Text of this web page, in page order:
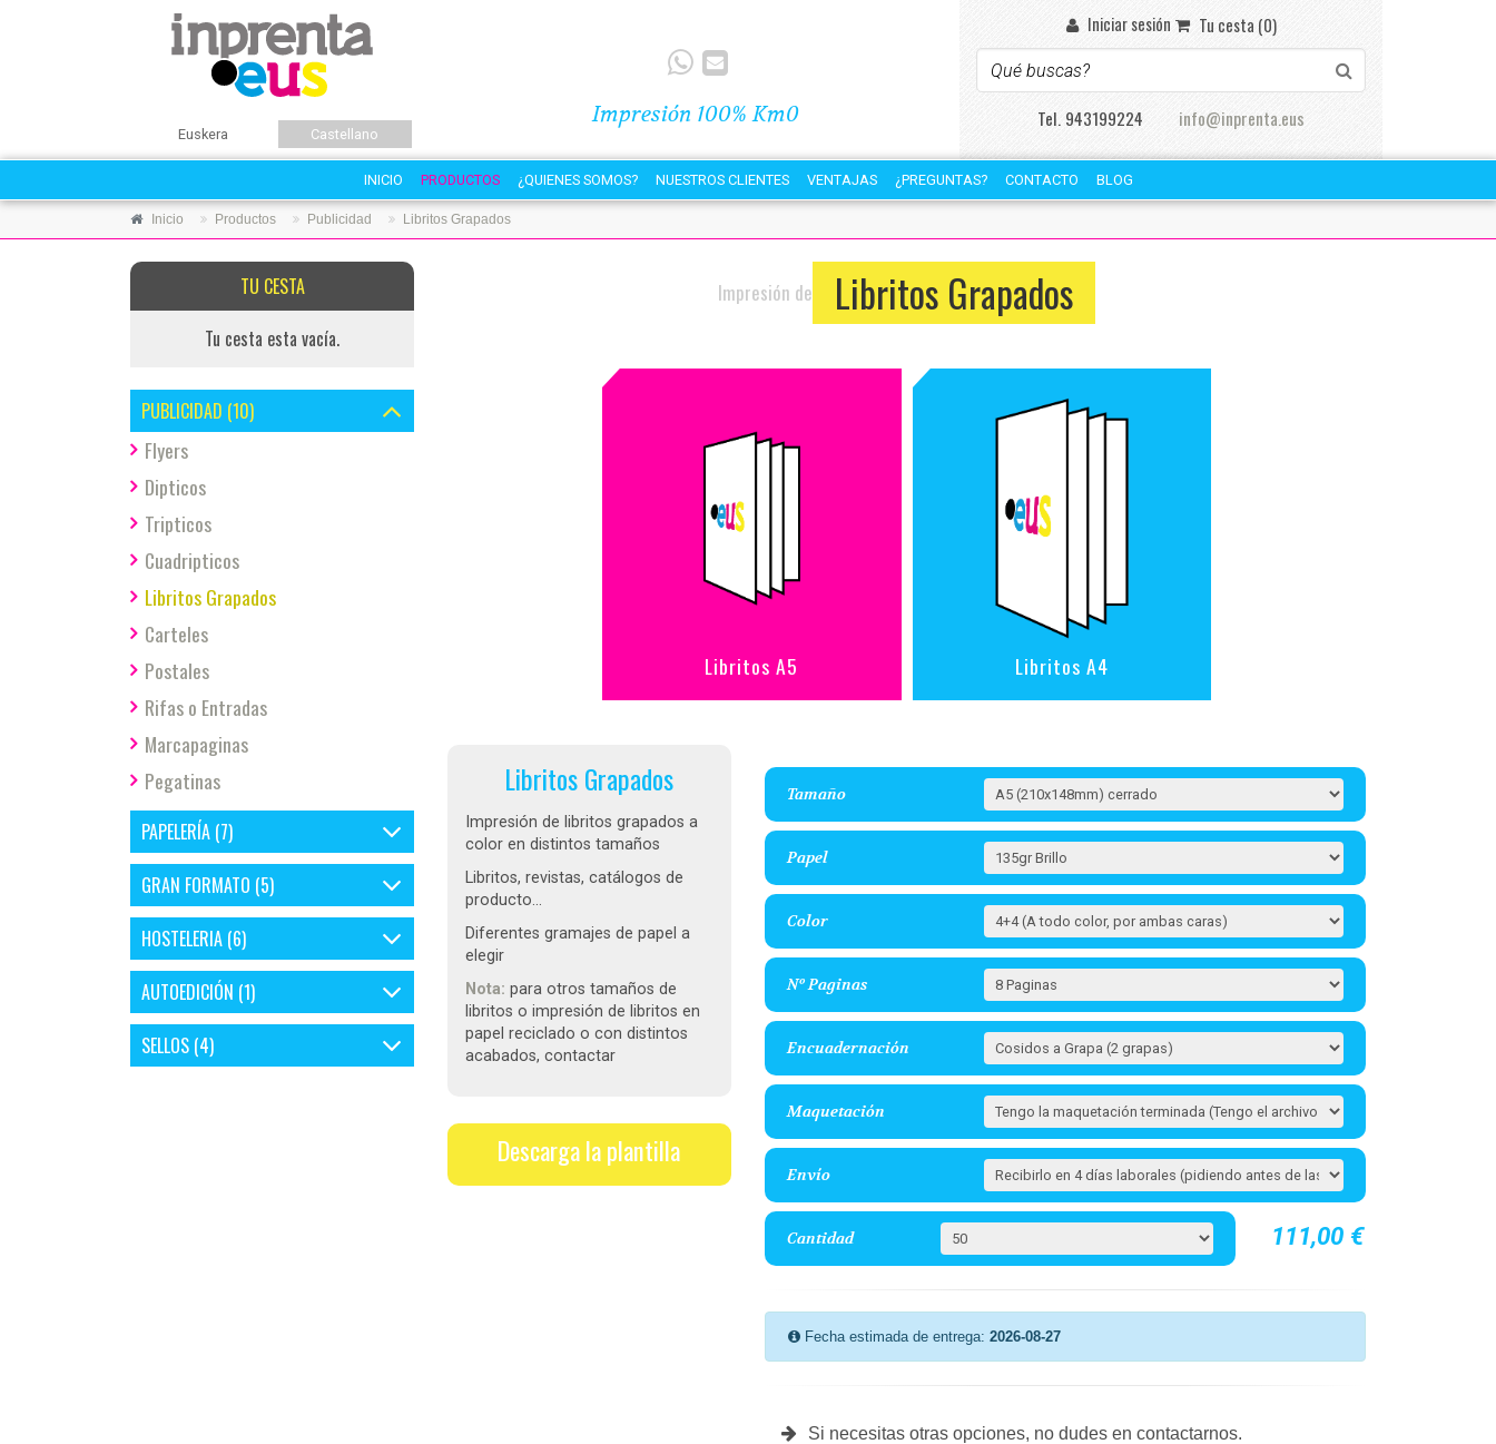
Euskera Castellano
Impresión 100% Km0
Iniciar sesión Tu cesta (0)
Tel. 943199224 info@inprenta.eus
INICIO PRODUCTOS ¿QUIENES SOMOS? NUESTROS CLIENTES VENTAJAS ¿PREGUNTAS? CONTACTO BLOG
Inicio Productos Publicidad Libritos Grapados
TU CESTA
Tu cesta esta vacía.
PUBLICIDAD (10)
Flyers
Dipticos
Tripticos
Cuadripticos
Libritos Grapados
Carteles
Postales
Rifas o Entradas
Marcapaginas
Pegatinas
PAPELERÍA (7)
GRAN FORMATO (5)
HOSTELERIA (6)
AUTOEDICIÓN (1)
SELLOS (4)
Impresión de Libritos Grapados
Libritos A5 Libritos A4
Libritos Grapados
Impresión de libritos grapados a
color en distintos tamaños
Libritos, revistas, catálogos de
producto...
Diferentes gramajes de papel a
elegir
Nota: para otros tamaños de
libritos o impresión de libritos en
papel reciclado o con distintos
acabados, contactar
Descarga la plantilla
Tamaño
Papel
Color
Nº Paginas
Encuadernación
Maquetación
Envío
Cantidad 111,00 €
Fecha estimada de entrega: 2026-08-27
Si necesitas otras opciones, no dudes en contactarnos.